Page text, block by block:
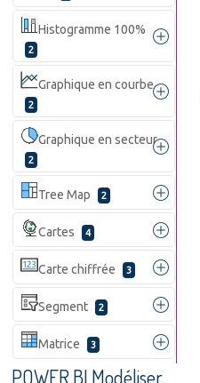
Histogramme 100%
2
Graphique en courbe
2
Graphique en secteur
2
Tree Map 2
Cartes 4
Carte chiffrée 3
Segment 2
Matrice 3
POWER BI Modéliser